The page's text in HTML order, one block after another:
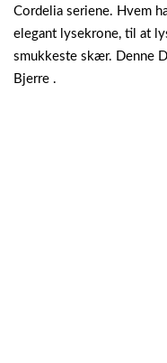
Cordelia seriene. Hvem
elegant lysekrone, til at
smukkeste skær. Denne
Bjerre .